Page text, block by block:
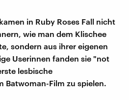
in Ruby Roses Fall nicht
wie man dem Klischee
sondern aus ihrer eigenen
Userinnen fanden sie "not
lesbische
Batwoman-Film zu spielen.